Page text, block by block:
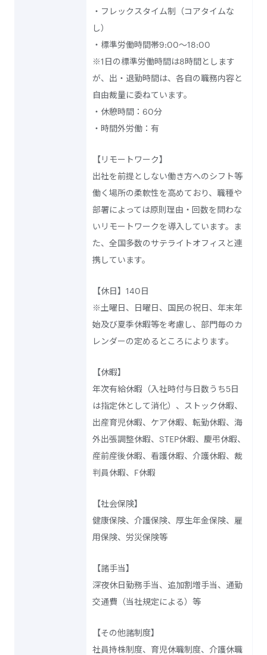
・フレックスタイム制（コアタイムな
し）
・標準労働時間帯9:00～18:00
※1日の標準労働時間は8時間とします
が、出・退勤時間は、各自の職務内容と
自由裁量に委ねています。
・休憩時間：60分
・時間外労働：有
【リモートワーク】
出社を前提としない働き方へのシフト等
働く場所の柔軟性を高めており、職種や
部署によっては原則理由・回数を問わな
いリモートワークを導入しています。ま
た、全国多数のサテライトオフィスと連
携しています。
【休日】140日
※土曜日、日曜日、国民の祝日、年末年
始及び夏季休暇等を考慮し、部門毎のカ
レンダーの定めるところによります。
【休暇】
年次有給休暇（入社時付与日数うち5日
は指定休として消化）、ストック休暇、
出産育児休暇、ケア休暇、転勤休暇、海
外出張調整休暇、STEP休暇、慶弔休暇、
産前産後休暇、看護休暇、介護休暇、裁
判員休暇、F休暇
【社会保険】
健康保険、介護保険、厚生年金保険、雇
用保険、労災保険等
【諸手当】
深夜休日勤務手当、追加割増手当、通勤
交通費（当社規定による）等
【その他諸制度】
社員持株制度、育児休職制度、介護休職